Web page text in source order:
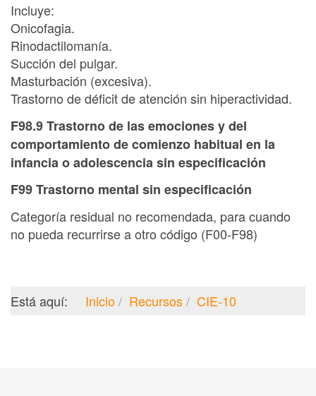
Incluye:
Onicofagia.
Rinodactilomanía.
Succión del pulgar.
Masturbación (excesiva).
Trastorno de déficit de atención sin hiperactividad.
F98.9 Trastorno de las emociones y del
comportamiento de comienzo habitual en la
infancia o adolescencia sin especificación
F99 Trastorno mental sin especificación
Categoría residual no recomendada, para cuando
no pueda recurrirse a otro código (F00-F98)
Está aquí: Inicio Recursos CIE-10